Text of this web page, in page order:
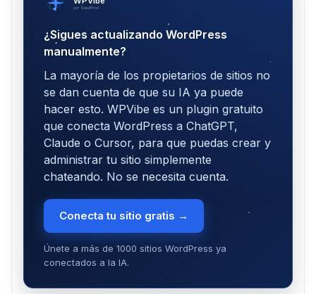
por SeedProd
¿Sigues actualizando WordPress
manualmente?
La mayoría de los propietarios de sitios no
se dan cuenta de que su IA ya puede
hacer esto. WPVibe es un plugin gratuito
que conecta WordPress a ChatGPT,
Claude o Cursor, para que puedas crear y
administrar tu sitio simplemente
chateando. No se necesita cuenta.
Conecta tu sitio gratis →
Únete a más de 1000 sitios WordPress ya
conectados a la IA.